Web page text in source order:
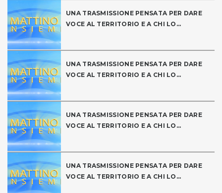
UNA TRASMISSIONE PENSATA PER DARE
VOCE AL TERRITORIO E A CHI LO...
UNA TRASMISSIONE PENSATA PER DARE
VOCE AL TERRITORIO E A CHI LO...
UNA TRASMISSIONE PENSATA PER DARE
VOCE AL TERRITORIO E A CHI LO...
UNA TRASMISSIONE PENSATA PER DARE
VOCE AL TERRITORIO E A CHI LO...